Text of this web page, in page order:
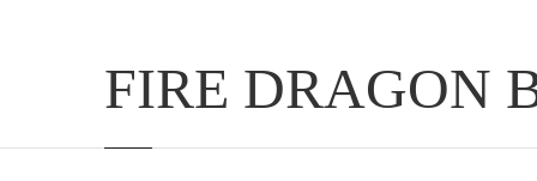
FIRE DRAGON